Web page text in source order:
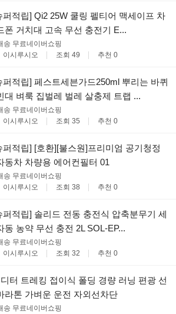
퍼적립] Qi2 25W 쿨링 펠티어 맥세이프 차
폰 거치대 고속 무선 충전기 E...
송 무료네이버쇼핑
이시루시오 조회 49 추천 0
퍼적립] 페스트세븐가드250ml 뿌리는 바퀴
대 벼룩 집벌레 벌레 살충제 트랩 ...
송 무료네이버쇼핑
이시루시오 조회 35 추천 0
퍼적립] [호환][불스원]프리미엄 공기청정
동차 차량용 에어컨필터 01
송 무료네이버쇼핑
이시루시오 조회 38 추천 0
퍼적립] 솔리드 전동 충전식 압축분무기 세
동 농약 무선 충전 2L SOL-EP...
송 무료네이버쇼핑
이시루시오 조회 32 추천 0
터 트레킹 접이식 폴딩 경량 러닝 편광 선
라톤 가벼운 운전 자외선차단
송 무료네이버쇼핑